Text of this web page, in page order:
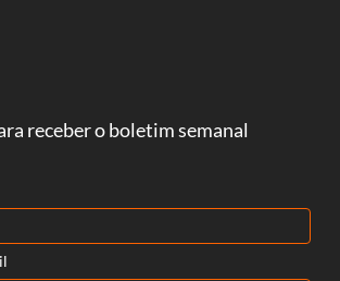
receber o boletim semanal